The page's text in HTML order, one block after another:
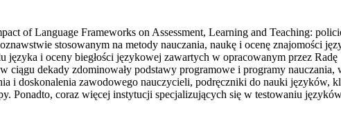
of Language Frameworks on Assessment, Learning and Teaching:
stosowanym na metody nauczania, naukę i ocenę znajomości
języka i oceny biegłości językowej zawartych w opracowanym przez
ciągu dekady zdominowały podstawy programowe i programy
i doskonalenia zawodowego nauczycieli, podręczniki do nauki języków,
Ponadto, coraz więcej instytucji specjalizujących się w testowaniu